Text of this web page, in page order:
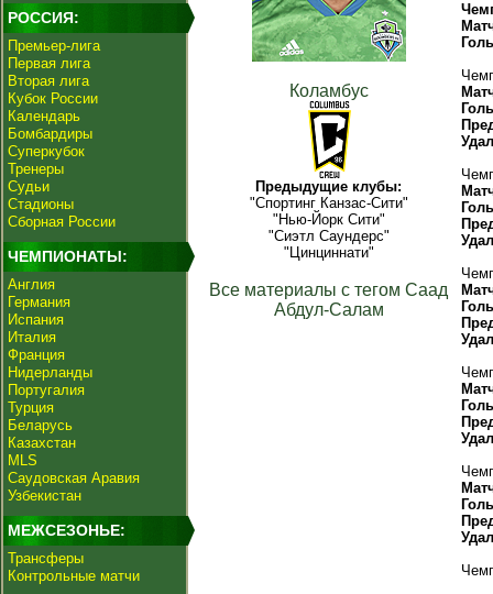
РОССИЯ:
Премьер-лига
Первая лига
Вторая лига
Кубок России
Календарь
Бомбардиры
Суперкубок
Тренеры
Судьи
Стадионы
Сборная России
ЧЕМПИОНАТЫ:
Англия
Германия
Испания
Италия
Франция
Нидерланды
Португалия
Турция
Беларусь
Казахстан
MLS
Саудовская Аравия
Узбекистан
МЕЖСЕЗОНЬЕ:
Трансферы
Контрольные матчи
Коламбус
Предыдущие клубы:
"Спортинг Канзас-Сити"
"Нью-Йорк Сити"
"Сиэтл Саундерс"
"Цинциннати"
Все материалы с тегом Саад
Абдул-Салам